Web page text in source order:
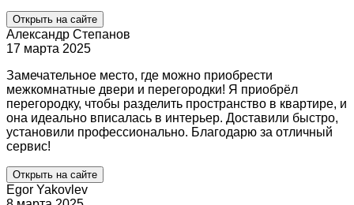
Открыть на сайте
Александр Степанов
17 марта 2025
Замечательное место, где можно приобрести
межкомнатные двери и перегородки! Я приобрёл
перегородку, чтобы разделить пространство в квартире, и
она идеально вписалась в интерьер. Доставили быстро,
установили профессионально. Благодарю за отличный
сервис!
Открыть на сайте
Egor Yakovlev